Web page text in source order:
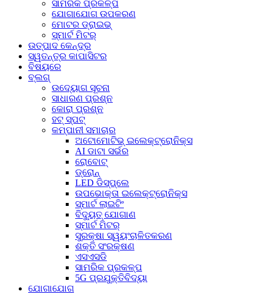
ସାମରିକ ପ୍ରକଳ୍ପ
ଯୋଗାଯୋଗ ଉପକରଣ
ମୋଟର ଡ୍ରାଇଭ୍
ସ୍ମାର୍ଟ ମିଟର୍
ଉତ୍ପାଦ କେନ୍ଦ୍ର
ସ୍ୱତନ୍ତ୍ର କାପାସିଟର
ବିଷୟରେ
ବ୍ଲଗ୍
ଉଦ୍ୟୋଗ ସୂଚନା
ସାଧାରଣ ପ୍ରଶ୍ନ
କୋରା ପ୍ରଶ୍ନ
ହଟ୍‍ ସ୍ପଟ୍‍
କମ୍ପାନୀ ସମାଚାର
ଅଟୋମୋଟିଭ୍ ଇଲେକ୍ଟ୍ରୋନିକ୍ସ
AI ଡାଟା ସର୍ଭର
ରୋବୋଟ୍
ଡ୍ରୋନ୍
LED ଡିସ୍‌ପ୍ଲେ
ଉପଭୋକ୍ତା ଇଲେକ୍ଟ୍ରୋନିକ୍ସ
ସ୍ମାର୍ଟ ଲାଇଟିଂ
ବିଦ୍ୟୁତ୍ ଯୋଗାଣ
ସ୍ମାର୍ଟ ମିଟର୍
ସୁରକ୍ଷା ସ୍ୱୟଂଚାଳିତକରଣ
ଶକ୍ତି ସଂରକ୍ଷଣ
ଏସଏସଡି
ସାମରିକ ପ୍ରକଳ୍ପ
5G ପ୍ରଯୁକ୍ତିବିଦ୍ୟା
ଯୋଗାଯୋଗ